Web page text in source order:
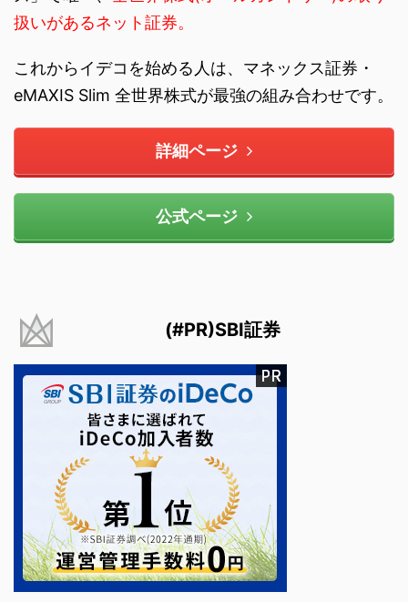
扱いがあるネット証券。
これからイデコを始める人は、マネックス証券・
eMAXIS Slim 全世界株式が最強の組み合わせです。
詳細ページ
公式ページ
(#PR)SBI証券